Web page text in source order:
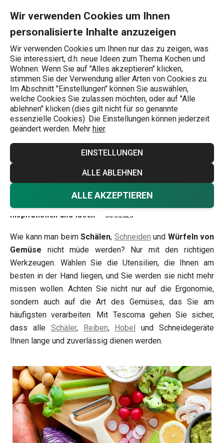
Wir verwenden Cookies um Ihnen
personalisierte Inhalte anzuzeigen
Wir verwenden Cookies um Ihnen nur das zu zeigen, was
Sie interessiert, d.h. neue Ideen zum Thema Kochen und
Wohnen. Wenn Sie auf "Alles akzeptieren" klicken,
stimmen Sie der Verwendung aller Arten von Cookies zu.
Im Abschnitt "Einstellungen" können Sie auswählen,
welche Cookies Sie zulassen möchten, oder auf "Alle
ablehnen" klicken (dies gilt nicht für so genannte
essenzielle Cookies). Die Einstellungen können jederzeit
geändert werden. Mehr hier.
EINSTELLUNGEN
ALLE ABLEHNEN
ALLE AKZEPTIEREN
Wonach suchen Sie?
Inspirationen und Ideen
Die besten
Utensilien für
einfache
Gemüseverarbeitun
g
Inspirationen und Ideen 30.5.2025
Wie kann man beim Schälen, Schneiden und Würfeln von
Gemüse nicht müde werden? Nur mit den richtigen
Werkzeugen. Wählen Sie die Utensilien, die Ihnen am
besten in der Hand liegen, und Sie werden sie nicht mehr
missen wollen. Achten Sie nicht nur auf die Ergonomie,
sondern auch auf die Art des Gemüses, das Sie am
häufigsten verarbeiten. Mit Tescoma gehen Sie sicher,
dass alle Schäler, Reiben, Hobel und Schneidegeräte
Ihnen lange und zuverlässig dienen werden.